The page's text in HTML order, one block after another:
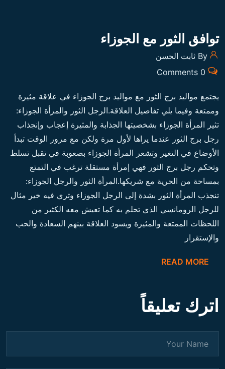
توافق الثور مع الجوزاء
0 Comments
يجتمع مواليد برج الثور مع مواليد برج الجوزاء في علاقة مثيرة
وممتعة وفيما يلي تفاصيل العلاقة.الرجل الثور والمرأة الجوزاء:
تثير المرأة الجوزاء بشخصيتها الجذابة والمثيرة إعجاب وإنجذاب
رجل برج الثور عندما يراها لأول مرة ولكن مع مرور الوقت تبدأ
الأوضاع في التغير وتشعر المرأة الجوزاء بصعوبة في تقبل تسلط
وتحكم رجل برج الثور فهي إمرأة مستقلة ترغب في التمتع
بمساحة من الحرية مع شريكها.المرأة الثور والرجل الجوزاء:
تنجذب المرأة الثور بشدة إلى الرجل الجوزاء وتري فيه خير مثال
للرجل الرومانسي الذي تحلم به كما تعيش معه الكثير من
اللحظات الممتعة والمثيرة ويسود العلاقة بينهم السعادة والحب
والإستقرار
READ MORE
اترك تعليقاً